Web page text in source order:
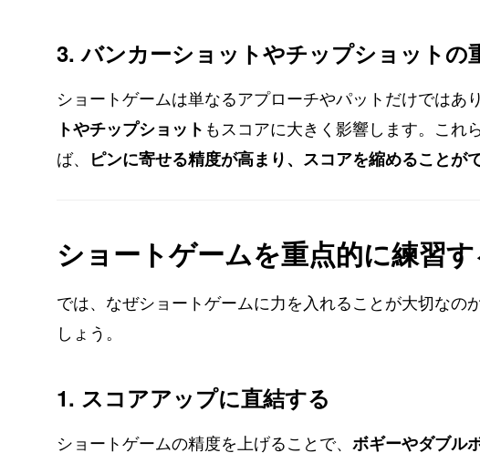
3. バンカーショットやチップショットの
ショートゲームは単なるアプローチやパットだけではあ
トやチップショット もスコアに大きく影響します。これ
ば、
ピンに寄せる精度が高まり、スコアを縮めることが
ショートゲームを重点的に練習
では、なぜショートゲームに力を入れることが大切なの
しょう。
1. スコアアップに直結する
ショートゲームの精度を上げることで、 ボギーやダブル